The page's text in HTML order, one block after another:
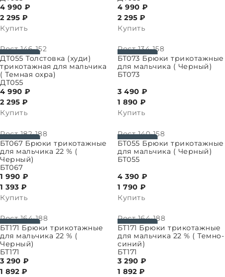
4 990 ₽
2 295 ₽
Купить
4 990 ₽
2 295 ₽
Купить
Рост 146-152
ДТ055 Толстовка (худи)
трикотажная для мальчика
( Темная охра)
ДТ055
4 990 ₽
2 295 ₽
Купить
Рост 134-158
ВЫБРАТЬ ПАРАМЕТРЫБТ073 Брюки трикотажные
для мальчика ( Черный)
БТ073
3 490 ₽
1 890 ₽
Купить
Рост 182-188
БТ067 Брюки трикотажные
для мальчика 22 % (
Черный)
БТ067
1 990 ₽
1 393 ₽
Купить
Рост 140-158
ВЫБРАТЬ ПАРАМЕТРЫБТ055 Брюки трикотажные
для мальчика ( Черный)
БТ055
4 390 ₽
1 790 ₽
Купить
Рост 164-188
БТ171 Брюки трикотажные
для мальчика 22 % (
Черный)
БТ171
3 290 ₽
1 892 ₽
Рост 164-188
ВЫБРАТЬ ПАРАМЕТРЫБТ171 Брюки трикотажные
для мальчика 22 % ( Темно-
синий)
БТ171
3 290 ₽
1 892 ₽